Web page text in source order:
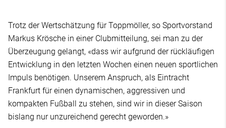
Trotz der Wertschätzung für Toppmöller, so Sportvorstand
Markus Krösche in einer Clubmitteilung, sei man zu der
Überzeugung gelangt, «dass wir aufgrund der rückläufigen
Entwicklung in den letzten Wochen einen neuen sportlichen
Impuls benötigen. Unserem Anspruch, als Eintracht
Frankfurt für einen dynamischen, aggressiven und
kompakten Fußball zu stehen, sind wir in dieser Saison
bislang nur unzureichend gerecht geworden.»